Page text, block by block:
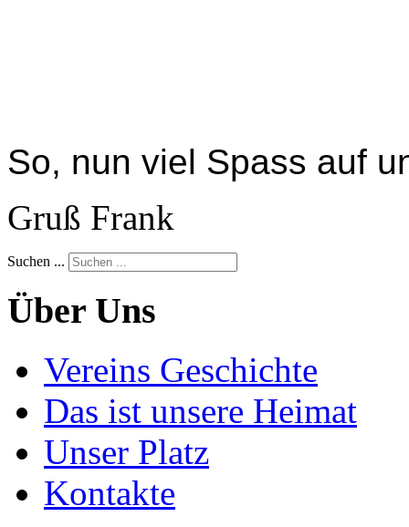
So, nun viel Spass auf
Gruß Frank
Suchen ...
Über Uns
Vereins Geschichte
Das ist unsere Heimat
Unser Platz
Kontakte